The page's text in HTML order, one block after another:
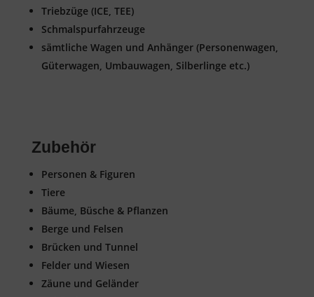
Triebzüge (ICE, TEE)
Schmalspurfahrzeuge
sämtliche Wagen und Anhänger (Personenwagen,
Güterwagen, Umbauwagen, Silberlinge etc.)
Zubehör
Personen & Figuren
Tiere
Bäume, Büsche & Pflanzen
Berge und Felsen
Brücken und Tunnel
Felder und Wiesen
Zäune und Geländer